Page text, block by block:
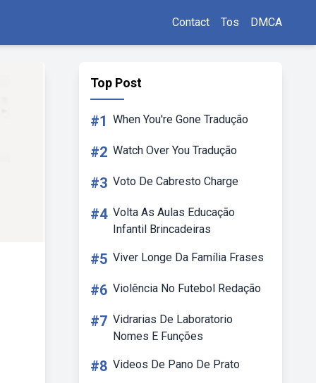
Contact Tos DMCA
Top Post
#1 When You're Gone Tradução
#2 Watch Over You Tradução
#3 Voto De Cabresto Charge
#4 Volta As Aulas Educação
Infantil Brincadeiras
#5 Viver Longe Da Família Frases
#6 Violência No Futebol Redação
#7 Vidrarias De Laboratorio
Nomes E Funções
#8 Videos De Pano De Prato